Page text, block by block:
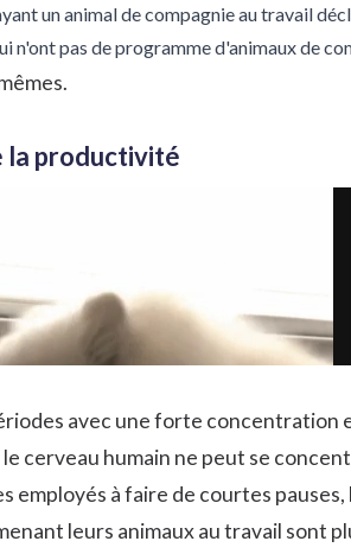
un animal de compagnie au travail
n'ont pas de programme d'animaux de
la productivité
avec une forte
cerveau humain ne peut se
employés à faire de courtes
leurs animaux au travail sont